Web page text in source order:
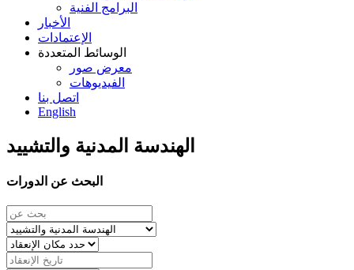
البرامج الفنية
الأخبار
الإعتمادات
الوسائط المتعددة
معرض صور
الفيديوهات
اتصل بنا
English
الهندسة المدنية والتشييد
البحث عن الدورات